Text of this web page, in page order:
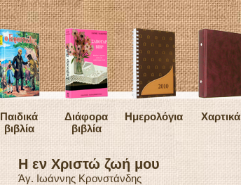
Παιδικά
βιβλία
Διάφορα
βιβλία
Ημερολόγια Χαρτικά
Η εν Χριστώ ζωή μου
Άγ. Ιωάννης Κρονστάνδης